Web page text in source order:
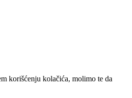
korišćenju kolačića, molimo te da